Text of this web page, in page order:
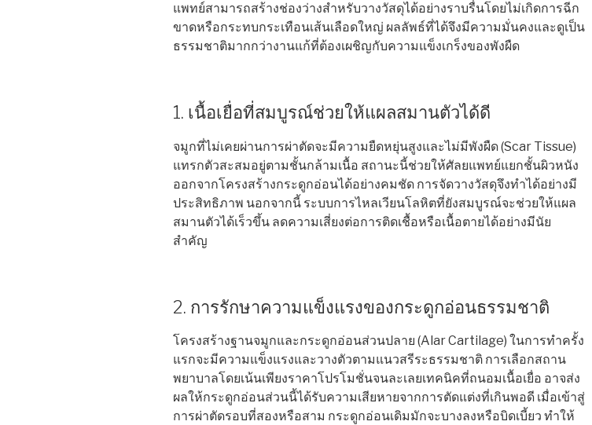
แพทย์สามารถสร้างช่องว่างสำหรับวางวัสดุได้อย่างราบรื่นโดยไม่เกิดการฉีก
ขาดหรือกระทบกระเทือนเส้นเลือดใหญ่ ผลลัพธ์ที่ได้จึงมีความมั่นคงและดูเป็น
ธรรมชาติมากกว่างานแก้ที่ต้องเผชิญกับความแข็งเกร็งของพังผืด
1. เนื้อเยื่อที่สมบูรณ์ช่วยให้แผลสมานตัวได้ดี
จมูกที่ไม่เคยผ่านการผ่าตัดจะมีความยืดหยุ่นสูงและไม่มีพังผืด (Scar Tissue)
แทรกตัวสะสมอยู่ตามชั้นกล้ามเนื้อ สถานะนี้ช่วยให้ศัลยแพทย์แยกชั้นผิวหนัง
ออกจากโครงสร้างกระดูกอ่อนได้อย่างคมชัด การจัดวางวัสดุจึงทำได้อย่างมี
ประสิทธิภาพ นอกจากนี้ ระบบการไหลเวียนโลหิตที่ยังสมบูรณ์จะช่วยให้แผล
สมานตัวได้เร็วขึ้น ลดความเสี่ยงต่อการติดเชื้อหรือเนื้อตายได้อย่างมีนัย
สำคัญ
2. การรักษาความแข็งแรงของกระดูกอ่อนธรรมชาติ
โครงสร้างฐานจมูกและกระดูกอ่อนส่วนปลาย (Alar Cartilage) ในการทำครั้ง
แรกจะมีความแข็งแรงและวางตัวตามแนวสรีระธรรมชาติ การเลือกสถาน
พยาบาลโดยเน้นเพียงราคาโปรโมชั่นจนละเลยเทคนิคที่ถนอมเนื้อเยื่อ อาจส่ง
ผลให้กระดูกอ่อนส่วนนี้ได้รับความเสียหายจากการตัดแต่งที่เกินพอดี เมื่อเข้าสู่
การผ่าตัดรอบที่สองหรือสาม กระดูกอ่อนเดิมมักจะบางลงหรือบิดเบี้ยว ทำให้